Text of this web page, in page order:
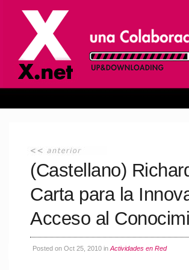
(Castellano)
Carta para la
Acceso al
Posted on Oct 25, 2010 in Actividades en Red